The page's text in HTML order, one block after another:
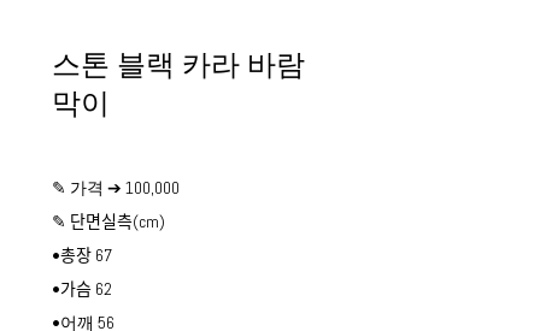
스톤 블랙 카라 바람
막이
✎ 가격 ➔ 100,000
✎ 단면실측(cm)
•총장 67
•가슴 62
•어깨 56